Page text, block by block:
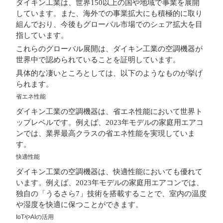
ダイキン工業は、世界150以上の国や地域で事業を展開
しています。また、海外での事業拡大にも積極的に取り
組んでおり、今後もグローバル市場でのシェア拡大を目
指しています。
これらのグローバル展開は、ダイキン工業の空調機器が
世界中で認められていることを証明しています。
具体的な凄いところとしては、以下のようなものが挙げ
られます。
省エネ性能
ダイキン工業の空調機器は、省エネ性能において世界ト
ップレベルです。例えば、2023年モデルの家庭用エアコ
ンでは、業界最高クラスの省エネ性能を実現していま
す。
快適性能
ダイキン工業の空調機器は、快適性能においても優れて
います。例えば、2023年モデルの家庭用エアコンでは、
独自の「うるさら7」技術を搭載することで、室内の温度
や湿度を快適に保つことができます。
IoTやAIの活用